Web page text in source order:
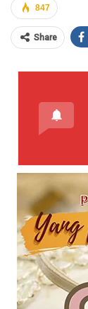
847
Share